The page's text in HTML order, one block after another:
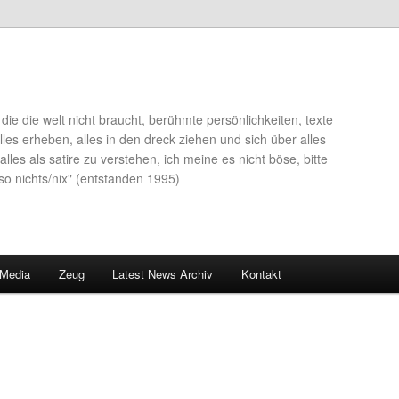
die welt nicht braucht, berühmte persönlichkeiten, texte
erheben, alles in den dreck ziehen und sich über alles
als satire zu verstehen, ich meine es nicht böse, bitte
nichts/nix" (entstanden 1995)
Zeug Latest News Archiv Kontakt